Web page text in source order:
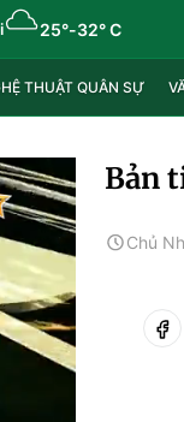
25°-32° C
THUẬT QUÂN SỰ
Bản
Chủ